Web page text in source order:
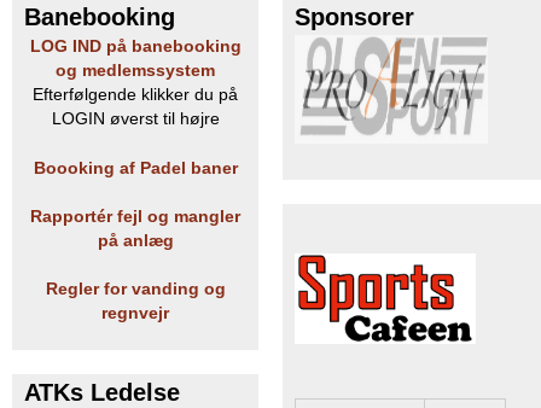
K
Banebooking
LOG IND på banebooking
og medlemssystem
Efterfølgende klikker du på
LOGIN øverst til højre
Boooking af Padel baner
Rapportér fejl og mangler
på anlæg
Regler for vanding og
regnvejr
ATKs Ledelse
Sponsorer